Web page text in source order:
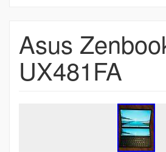
Asus
UX481FA